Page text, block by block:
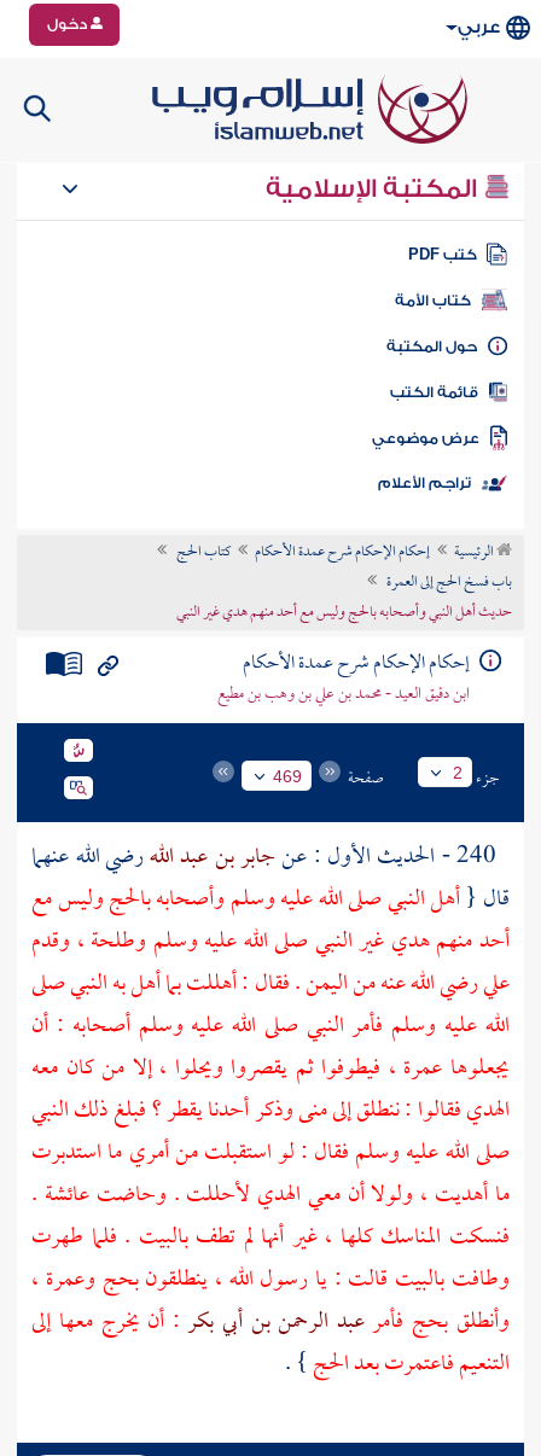
عربي دخول
المكتبة الإسلامية
كتب PDF
كتاب الأمة
المكتبة
الكتب
موضوعي
تراجم الأعلام
الرئيسية إحكام الإحكام شرح عمدة الأحكام
كتاب الحج
باب فسخ الحج إلى العمرة
حديث أهل النبي وأصحابه بالحج وليس مع أحد منهم هدي غير النبي
إحكام الإحكام شرح عمدة الأحكام
ابن دقيق العيد - محمد بن علي بن وهب بن مطيع
جزء 2 صفحة 469
جابر بن عبد اللهرضي الله عنهما
قال {أهل النبي صلى الله عليه وسلم وأصحابه بالحج وليس مع
أحد منهم هدي غير النبي صلى الله عليه وسلم وطلحة، وقدم
عليرضي الله عنه مناليمن. فقال : أهللت بما أهل به النبي صلى
الله عليه وسلم فأمر النبي صلى الله عليه وسلم أصحابه : أن
يجعلوها عمرة ، فيطوفوا ثم يقصروا ويحلوا ، إلا من كان معه
الهدي فقالوا : ننطلق إلىمنىوذكر أحدنا يقطر ؟ فبلغ ذلك النبي
صلى الله عليه وسلم فقال : لو استقبلت من أمري ما استدبرت
ما أهديت ، ولولا أن معي الهدي لأحللت . وحاضتعائشة .
فنسكت المناسك كلها ، غير أنها لم تطفبالبيت . فلما طهرت
وطافتبالبيت قالت : يا رسول الله ، ينطلقون بحج وعمرة ،
وأنطلق بحج فأمرعبد الرحمن بن أبي بكر : أن يخرج معها إلى
التنعيمفاعتمرت بعد الحج} .